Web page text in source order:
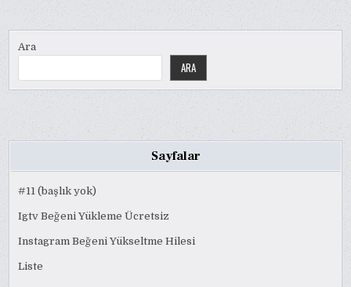
Ara
ARA
Sayfalar
#11 (başlık yok)
Igtv Beğeni Yükleme Ücretsiz
Instagram Beğeni Yükseltme Hilesi
Liste